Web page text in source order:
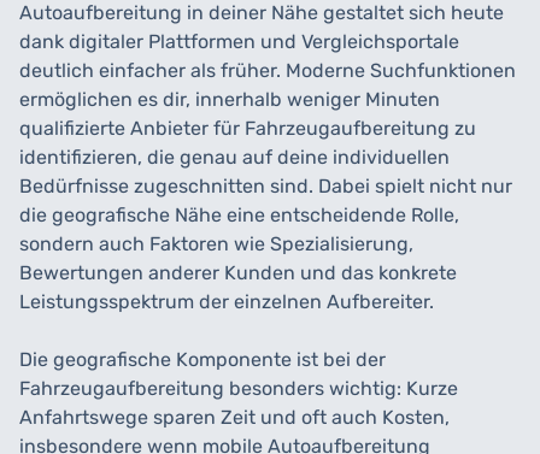
Autoaufbereitung in deiner Nähe gestaltet sich heute
dank digitaler Plattformen und Vergleichsportale
deutlich einfacher als früher. Moderne Suchfunktionen
ermöglichen es dir, innerhalb weniger Minuten
qualifizierte Anbieter für Fahrzeugaufbereitung zu
identifizieren, die genau auf deine individuellen
Bedürfnisse zugeschnitten sind. Dabei spielt nicht nur
die geografische Nähe eine entscheidende Rolle,
sondern auch Faktoren wie Spezialisierung,
Bewertungen anderer Kunden und das konkrete
Leistungsspektrum der einzelnen Aufbereiter.
Die geografische Komponente ist bei der
Fahrzeugaufbereitung besonders wichtig: Kurze
Anfahrtswege sparen Zeit und oft auch Kosten,
insbesondere wenn mobile Autoaufbereitung